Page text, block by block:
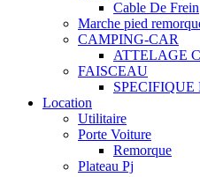
Cable De Frein
Marche pied
CAMPING-CAR
ATTELAGE
FAISCEAU
Location
Utilitaire
Porte Voiture
Remorque
Plateau Pj